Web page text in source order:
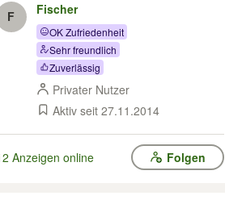
F Fischer
OK Zufriedenheit
Sehr freundlich
Zuverlässig
Privater Nutzer
Aktiv seit 27.11.2014
Anzeigen online Folgen